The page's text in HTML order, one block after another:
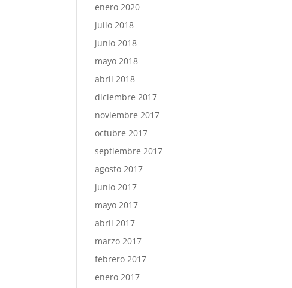
enero 2020
julio 2018
junio 2018
mayo 2018
abril 2018
diciembre 2017
noviembre 2017
octubre 2017
septiembre 2017
agosto 2017
junio 2017
mayo 2017
abril 2017
marzo 2017
febrero 2017
enero 2017